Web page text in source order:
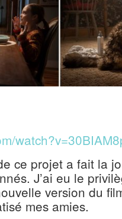
ce projet a fait la
J’ai eu le
version du
mes amies.